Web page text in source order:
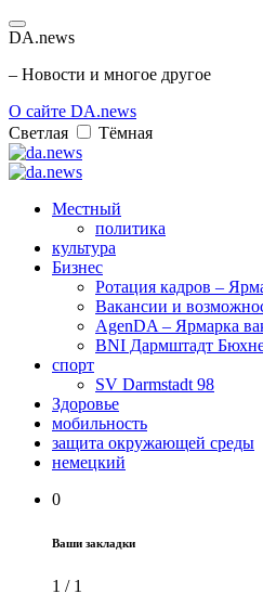
DA.news
– Новости и многое другое
О сайте DA.news
Светлая
Тёмная
Местный
политика
культура
Бизнес
Ротация кадров –
Вакансии и
AgenDA – Ярмарка
BNI Дармштадт
спорт
SV Darmstadt 98
Здоровье
мобильность
защита окружающей среды
немецкий
0
Ваши закладки
1 / 1